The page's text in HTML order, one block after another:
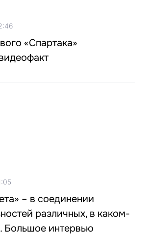
«Спартака»
– в соединении
различных, в каком-
Большое интервью